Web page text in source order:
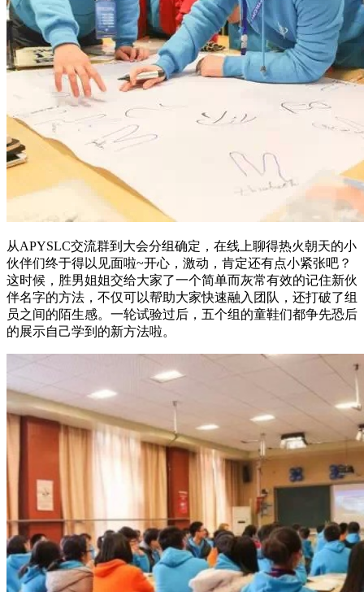
从APYSLC交流群到大会分组确定，在线上聊得热火朝天的小
伙伴们终于得以见面啦~开心，激动，肯定还有点小紧张吧？
这时候，胜男姐姐交给大家了一个简单而灰常有效的记住新伙
伴名字的方法，不仅可以帮助大家快速融入团队，还打破了组
员之间的陌生感。一轮试验过后，五个组的童鞋们都争先恐后
的展示自己学到的新方法啦。